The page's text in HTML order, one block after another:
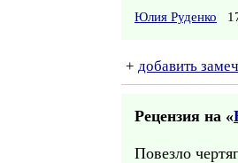
Юлия Руденко
+ добавить
Рецензия на «
Повезло